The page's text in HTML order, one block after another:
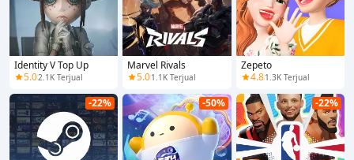
Identity V Top Up
5.02.1K Terjual
Marvel Rivals
5.01.1K Terjual
Zepeto
4.81.3K Terjual
-22% -50% -22%